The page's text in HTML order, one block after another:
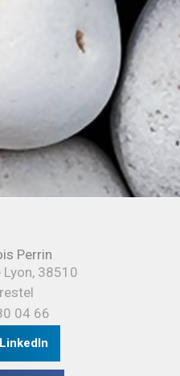
Perrin
Lyon, 38510
04 66
LinkedIn